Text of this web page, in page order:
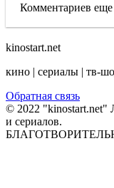
Комментариев еще
kinostart.net
кино | сериалы | тв-
Обратная связь
© 2022 "kinostart.net"
и сериалов.